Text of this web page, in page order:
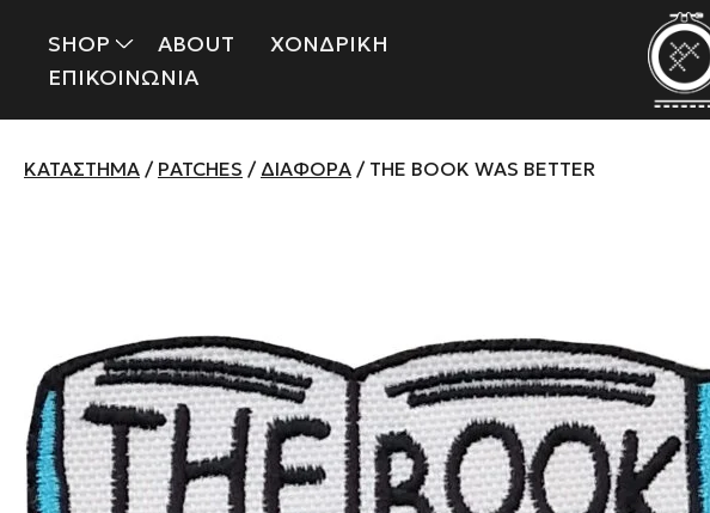
SHOP ABOUT
ΧΟΝΔΡΙΚΗ
ΕΠΙΚΟΙΝΩΝΙΑ
ΚΑΤΆΣΤΗΜΑ / PATCHES / ΔΙΆΦΟΡΑ / THE BOOK WAS BETTER